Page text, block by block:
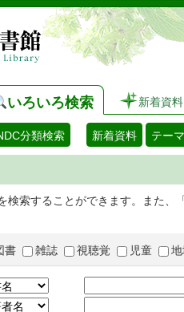
いろいろ検索 新着資料
分類検索 新着資料 テー
検索することができます。また
書 雑誌 視聴覚 児童